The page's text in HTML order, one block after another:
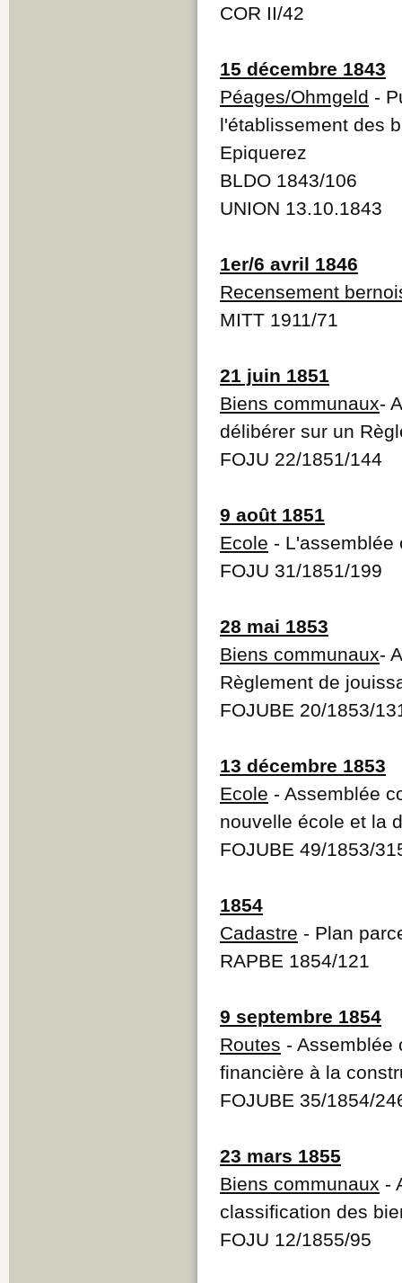
COR II/42
15 décembre 1843
Péages/Ohmgeld -
l'établissement des
Epiquerez
BLDO 1843/106
UNION 13.10.1843
1er/6 avril 1846
Recensement
MITT 1911/71
21 juin 1851
Biens communaux-
délibérer sur un
FOJU 22/1851/144
9 août 1851
Ecole - L'assemblée
FOJU 31/1851/199
28 mai 1853
Biens communaux-
Règlement de
FOJUBE 20/1853/
13 décembre 1853
Ecole - Assemblée
nouvelle école et la
FOJUBE 49/1853/
1854
Cadastre - Plan
RAPBE 1854/121
9 septembre 1854
Routes - Assemblée
financière à la
FOJUBE 35/1854/
23 mars 1855
Biens communaux -
classification des
FOJU 12/1855/95